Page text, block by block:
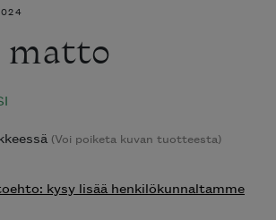
matto
(Voi poiketa kuvan tuotteesta)
kysy lisää henkilökunnaltamme